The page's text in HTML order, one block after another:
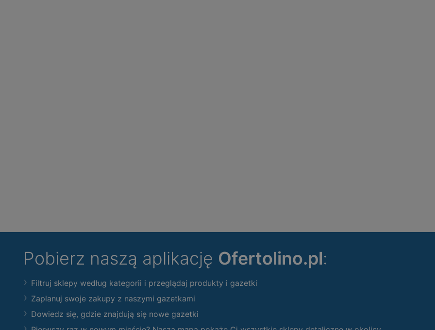
Pobierz naszą aplikację Ofertolino.pl:
Filtruj sklepy według kategorii i przeglądaj produkty i gazetki
Zaplanuj swoje zakupy z naszymi gazetkami
Dowiedz się, gdzie znajdują się nowe gazetki